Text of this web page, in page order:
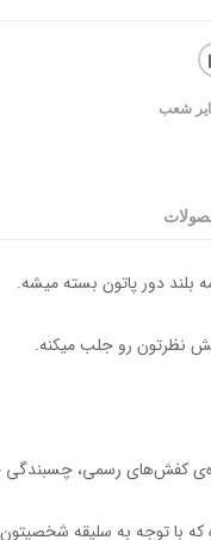
شعب
بلند دور پاتون بسته میشه.
نظرتون رو جلب میکنه.
کفش‌های رسمی، چسبندگی
با توجه به سلیقه